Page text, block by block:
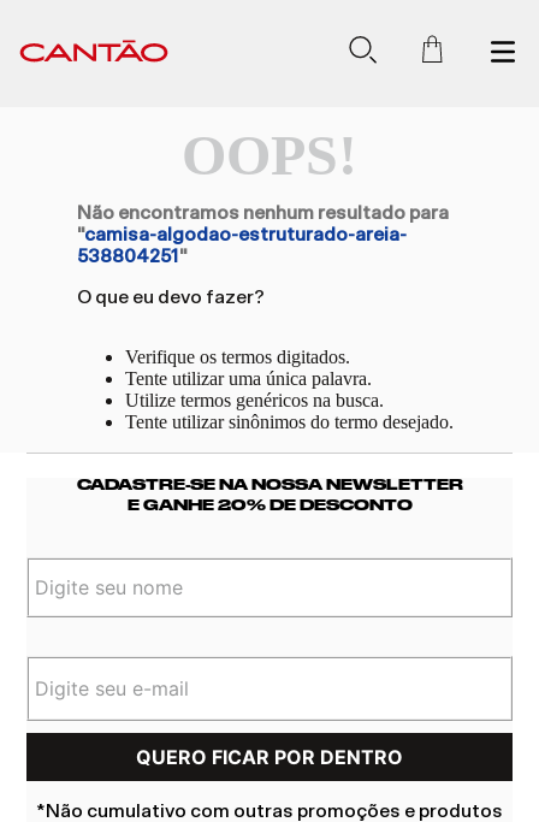
OOPS!
Não encontramos nenhum resultado para
"camisa-algodao-estruturado-areia-
538804251 "
O que eu devo fazer?
Verifique os termos digitados.
Tente utilizar uma única palavra.
Utilize termos genéricos na busca.
Tente utilizar sinônimos do termo desejado.
CADASTRE-SE NA NOSSA NEWSLETTER
E GANHE 20% DE DESCONTO
*Não cumulativo com outras promoções e produtos